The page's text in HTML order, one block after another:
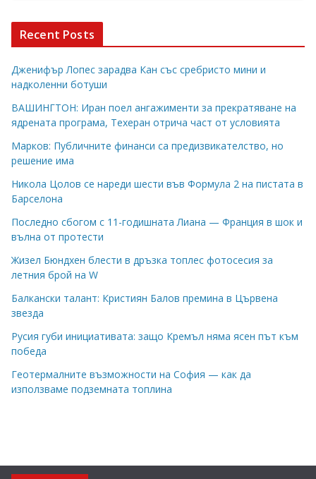
Recent Posts
Дженифър Лопес зарадва Кан със сребристо мини и
надколенни ботуши
ВАШИНГТОН: Иран поел ангажименти за прекратяване на
ядрената програма, Техеран отрича част от условията
Марков: Публичните финанси са предизвикателство, но
решение има
Никола Цолов се нареди шести във Формула 2 на пистата в
Барселона
Последно сбогом с 11-годишната Лиана — Франция в шок и
вълна от протести
Жизел Бюндхен блести в дръзка топлес фотосесия за
летния брой на W
Балкански талант: Кристиян Балов премина в Цървена
звезда
Русия губи инициативата: защо Кремъл няма ясен път към
победа
Геотермалните възможности на София — как да
използваме подземната топлина